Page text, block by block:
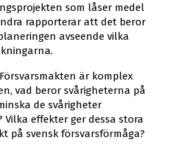
som låser medel
rapporterar att det beror
avseende vilka
är komplex
vad beror svårigheterna på
de svårigheter
Vilka effekter ger dessa stora
på svensk försvarsförmåga?